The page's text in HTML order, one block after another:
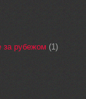
за рубежом (1)